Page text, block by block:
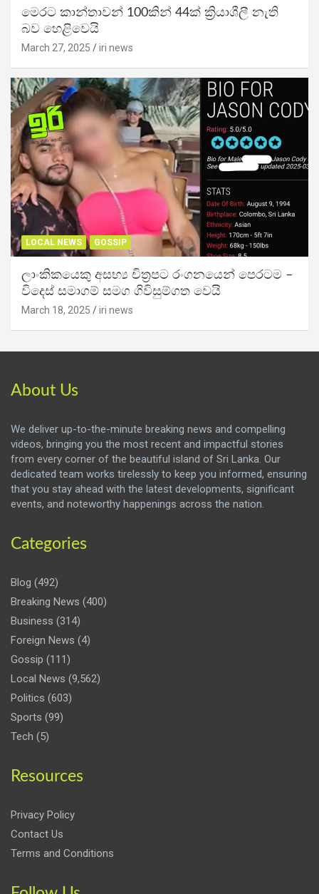
මෙරට කාන්තාවන් 100කින් 44ක් ක්‍රියාශීලී නැති
බව හෙළිවෙයි
March 27, 2025 iri news
LOCAL NEWS GOSSIP
ලාංකිකයෙකු අසභ්‍ය චිත්‍රපට රංගනයෙන් පෙරටම –
විදෙස් සමාගම් සමග ගිවිසුම්ගත වෙයි
March 18, 2025 iri news
About Us
We deliver up-to-the-minute breaking news and compelling
videos, bringing you the most recent and impactful stories
from every corner of the beautiful island of Sri Lanka. Our
dedicated team works tirelessly to keep you informed, ensuring
that you stay ahead with the latest developments, significant
events, and noteworthy happenings across the nation.
Categories
Blog (492)
Breaking News (400)
Business (314)
Foreign News (4)
Gossip (111)
Local News (9,562)
Politics (603)
Sports (99)
Tech (5)
Resources
Privacy Policy
Contact Us
Terms and Conditions